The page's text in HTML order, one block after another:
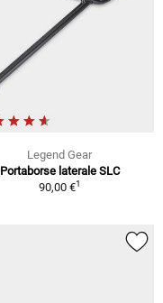
Legend Gear
Portaborse laterale SLC
90,00 €1